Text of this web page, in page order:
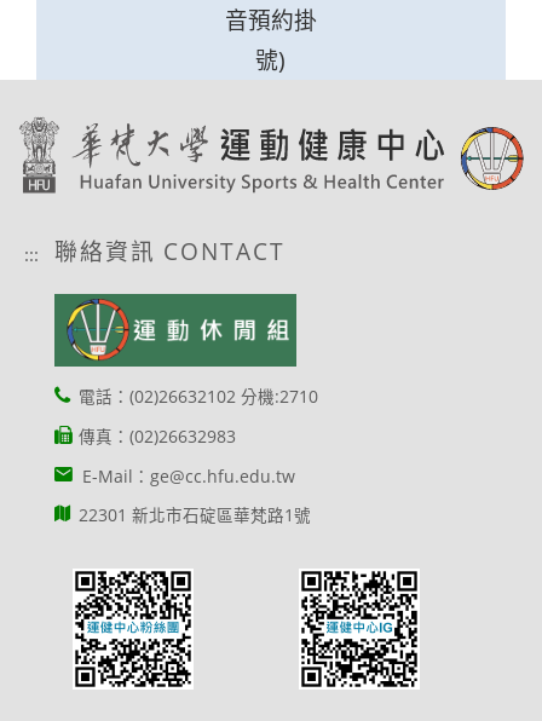
音預約掛
號)
::: 聯絡資訊 CONTACT
電話：(02)26632102 分機:2710
傳真：(02)26632983
E-Mail：ge@cc.hfu.edu.tw
22301 新北市石碇區華梵路1號